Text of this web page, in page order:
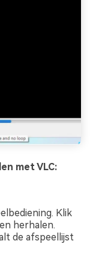
met VLC:
Klik
herhalen.
de afspeellijst